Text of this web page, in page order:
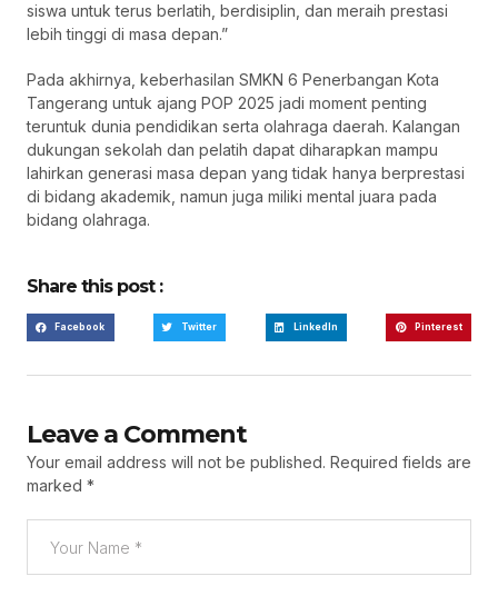
siswa untuk terus berlatih, berdisiplin, dan meraih prestasi
lebih tinggi di masa depan.”
Pada akhirnya, keberhasilan SMKN 6 Penerbangan Kota
Tangerang untuk ajang POP 2025 jadi moment penting
teruntuk dunia pendidikan serta olahraga daerah. Kalangan
dukungan sekolah dan pelatih dapat diharapkan mampu
lahirkan generasi masa depan yang tidak hanya berprestasi
di bidang akademik, namun juga miliki mental juara pada
bidang olahraga.
Share this post :
Facebook Twitter LinkedIn Pinterest
Leave a Comment
Your email address will not be published. Required fields are
marked *